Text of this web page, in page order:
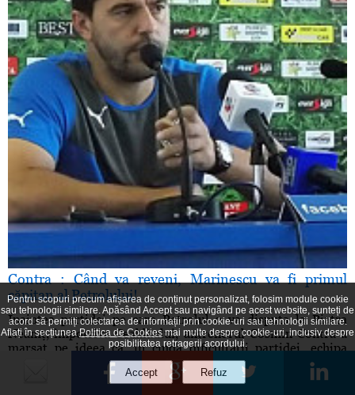
Contra : Când va reveni, Marinescu va fi primul
căpitan al Petrolului!
Înaintea partidei pe care Petrolul o va disputa la Piatra
Neamţ, împotriva Ceahlăului, antrenorul Cosmin Contra a
marşat pe ideea că, în ciuda dificultăţii partidei, echipa
ploieşteană are argumente fotbalistice pentru a obţine cele
trei puncte. „Nu este o deplasare uşoară, să nu uităm că ne-
Pentru scopuri precum afișarea de conținut personalizat, folosim module cookie
sau tehnologii similare. Apăsând Accept sau navigând pe acest website, sunteți de
acord să permiți colectarea de informații prin cookie-uri sau tehnologii similare.
Aflați în secțiuneaPolitica de Cookiesmai multe despre cookie-uri, inclusiv despre
posibilitatea retragerii acordului.